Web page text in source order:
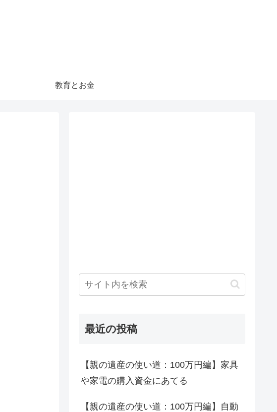
教育とお金
最近の投稿
【親の遺産の使い道：100万円編】家具
や家電の購入資金にあてる
【親の遺産の使い道：100万円編】自動